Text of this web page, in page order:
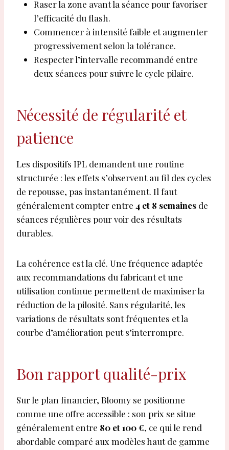
Raser la zone avant la séance pour favoriser
l’efficacité du flash.
Commencer à intensité faible et augmenter
progressivement selon la tolérance.
Respecter l’intervalle recommandé entre
deux séances pour suivre le cycle pilaire.
Nécessité de régularité et
patience
Les dispositifs IPL demandent une routine
structurée : les effets s’observent au fil des cycles
de repousse, pas instantanément. Il faut
généralement compter entre 4 et 8 semaines de
séances régulières pour voir des résultats
durables.
La cohérence est la clé. Une fréquence adaptée
aux recommandations du fabricant et une
utilisation continue permettent de maximiser la
réduction de la pilosité. Sans régularité, les
variations de résultats sont fréquentes et la
courbe d’amélioration peut s’interrompre.
Bon rapport qualité-prix
Sur le plan financier, Bloomy se positionne
comme une offre accessible : son prix se situe
généralement entre 80 et 100 €, ce qui le rend
abordable comparé aux modèles haut de gamme